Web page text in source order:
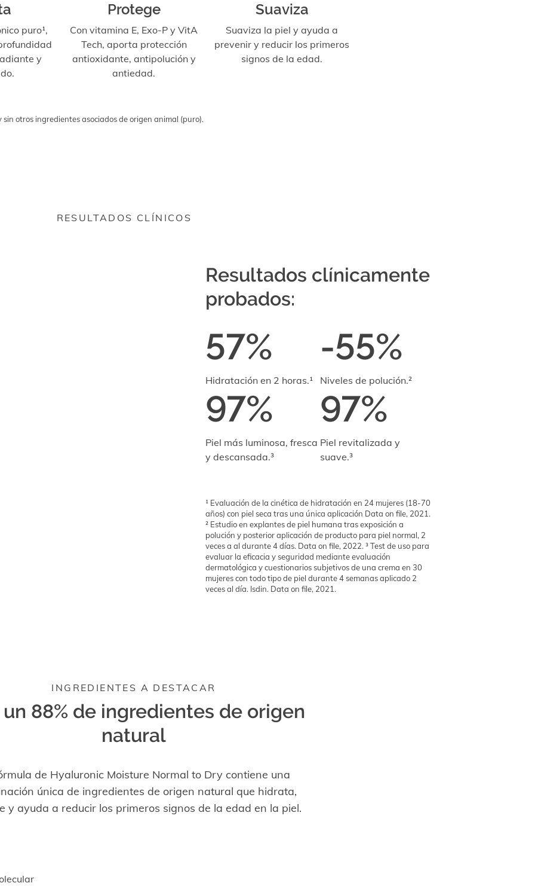
puro¹,
y
Protege
Con vitamina E, Exo-P y VitA
Tech, aporta protección
antioxidante, antipolución y
antiedad.
Suaviza
Suaviza la piel y ayuda a
prevenir y reducir los primeros
signos de la edad.
sin otros ingredientes asociados de origen animal (puro).
RESULTADOS CLÍNICOS
Resultados clínicamente
probados:
57%
Hidratación en 2 horas.¹
-55%
Niveles de polución.²
97%
Piel más luminosa, fresca
y descansada.³
97%
Piel revitalizada y
suave.³
¹ Evaluación de la cinética de hidratación en 24 mujeres (18-70
años) con piel seca tras una única aplicación Data on file, 2021.
² Estudio en explantes de piel humana tras exposición a
polución y posterior aplicación de producto para piel normal, 2
veces a al durante 4 días. Data on file, 2022. ³ Test de uso para
evaluar la eficacia y seguridad mediante evaluación
dermatológica y cuestionarios subjetivos de una crema en 30
mujeres con todo tipo de piel durante 4 semanas aplicado 2
veces al día. Isdin. Data on file, 2021.
INGREDIENTES A DESTACAR
un 88% de ingredientes de origen
natural
de Hyaluronic Moisture Normal to Dry contiene una
única de ingredientes de origen natural que hidrata,
y ayuda a reducir los primeros signos de la edad en la piel.